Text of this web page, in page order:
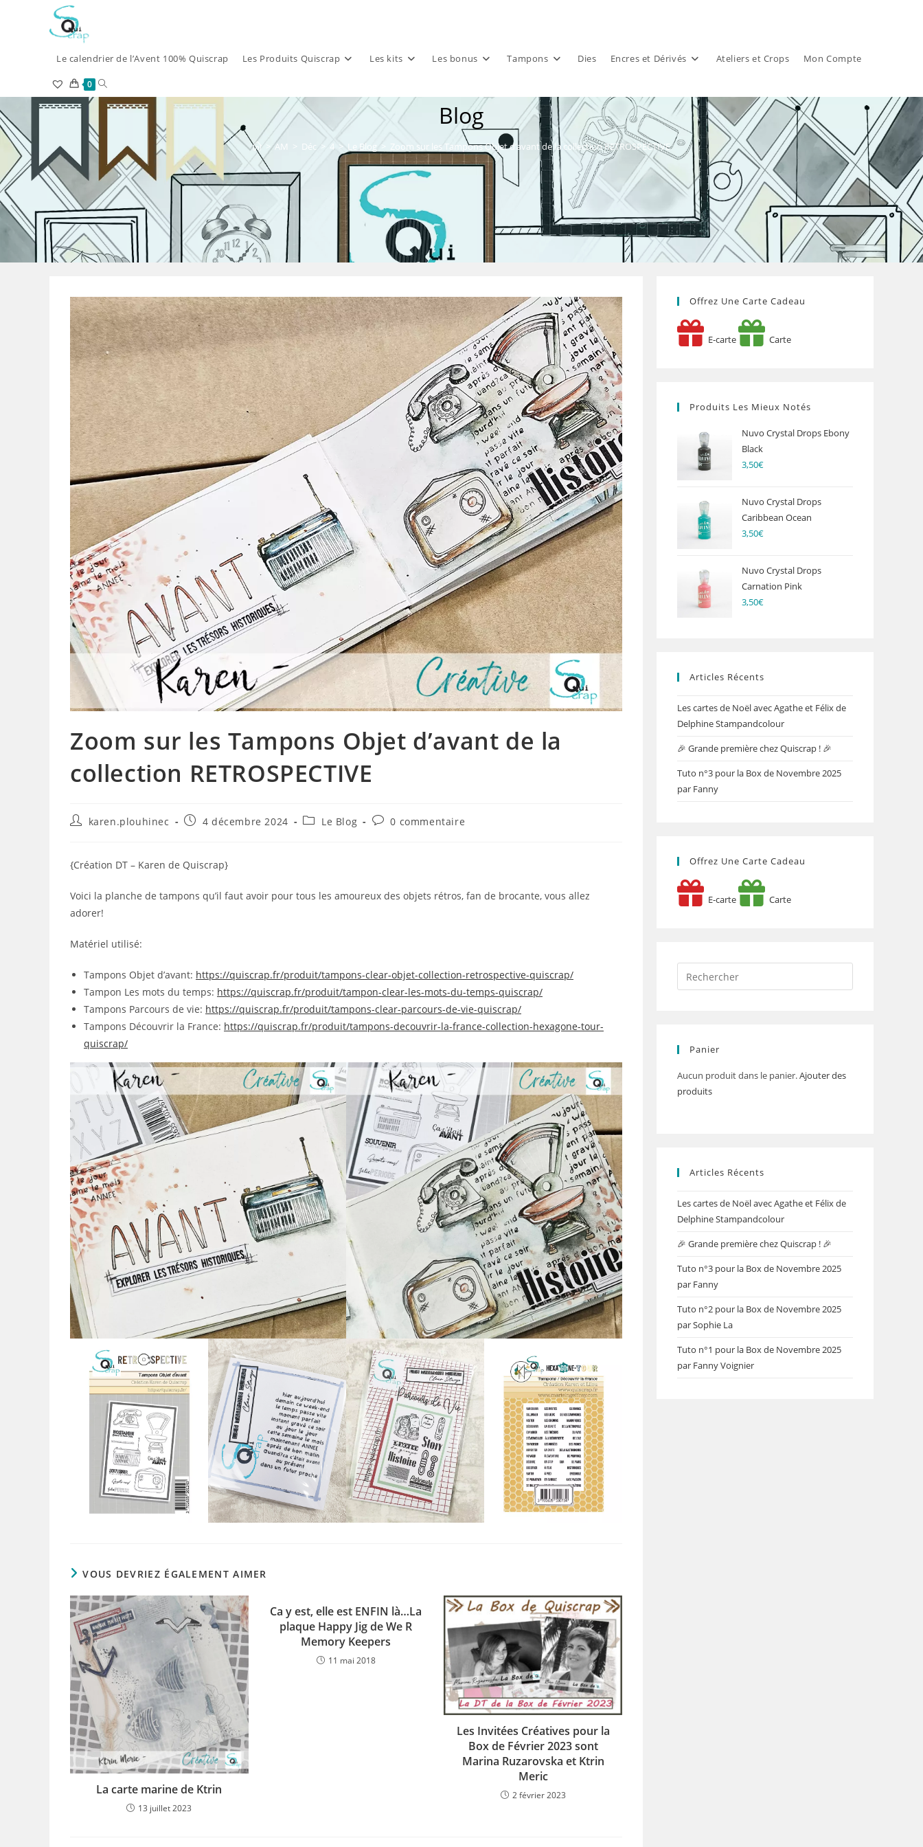
Le calendrier de l’Avent 100% Quiscrap Les Produits Quiscrap Les kits Les bonus Tampons Dies Encres et Dérivés Ateliers et Crops Mon Compte
0 Toggle
website
search
Blog
> AM > Déc > 4 > Le Blog > Zoom sur les Tampons Objet d’avant de la collection RETROSPECTIVE
Zoom sur les Tampons Objet d’avant de la
collection RETROSPECTIVE
Auteur/autrice
publication :
karen.plouhinec
Publication
4 décembre 2024
PostLe Blog
Commentaires
0 commentaire
{Création DT – Karen de Quiscrap}
Voici la planche de tampons qu’il faut avoir pour tous les amoureux des objets rétros, fan de brocante, vous allez
adorer!
Matériel utilisé:
Tampons Objet d’avant: https://quiscrap.fr/produit/tampons-clear-objet-collection-retrospective-quiscrap/
Tampon Les mots du temps: https://quiscrap.fr/produit/tampon-clear-les-mots-du-temps-quiscrap/
Tampons Parcours de vie: https://quiscrap.fr/produit/tampons-clear-parcours-de-vie-quiscrap/
Tampons Découvrir la France: https://quiscrap.fr/produit/tampons-decouvrir-la-france-collection-hexagone-tour-
quiscrap/
VOUS DEVRIEZ ÉGALEMENT AIMER
La carte marine de Ktrin
13 juillet 2023
Ca y est, elle est ENFIN là…La
plaque Happy Jig de We R
Memory Keepers
11 mai 2018
Les Invitées Créatives pour la
Box de Février 2023 sont
Marina Ruzarovska et Ktrin
Meric
2 février 2023
Offrez Une Carte Cadeau
E-carte Carte
Produits Les Mieux Notés
Nuvo Crystal Drops Ebony
Black
3,50€
Nuvo Crystal Drops
Caribbean Ocean
3,50€
Nuvo Crystal Drops
Carnation Pink
3,50€
Articles Récents
Les cartes de Noël avec Agathe et Félix de
Delphine Stampandcolour
🎉 Grande première chez Quiscrap ! 🎉
Tuto n°3 pour la Box de Novembre 2025
par Fanny
Offrez Une Carte Cadeau
E-carte Carte
Panier
Aucun produit dans le panier.Ajouter des
produits
Articles Récents
Les cartes de Noël avec Agathe et Félix de
Delphine Stampandcolour
🎉 Grande première chez Quiscrap ! 🎉
Tuto n°3 pour la Box de Novembre 2025
par Fanny
Tuto n°2 pour la Box de Novembre 2025
par Sophie La
Tuto n°1 pour la Box de Novembre 2025
par Fanny Voignier